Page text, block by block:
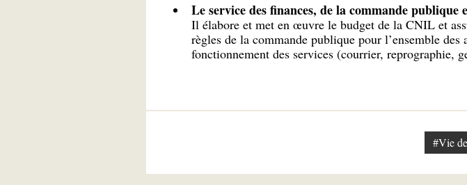
Le service des finances, de la commande publique
Il élabore et met en œuvre le budget de la CNIL et
règles de la commande publique pour l’ensemble des
fonctionnement des services (courrier, reprographie,
#Vie